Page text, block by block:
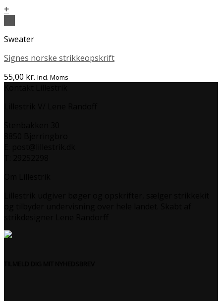
+
Sweater
Signes norske strikkeopskrift
55,00 kr. Incl. Moms